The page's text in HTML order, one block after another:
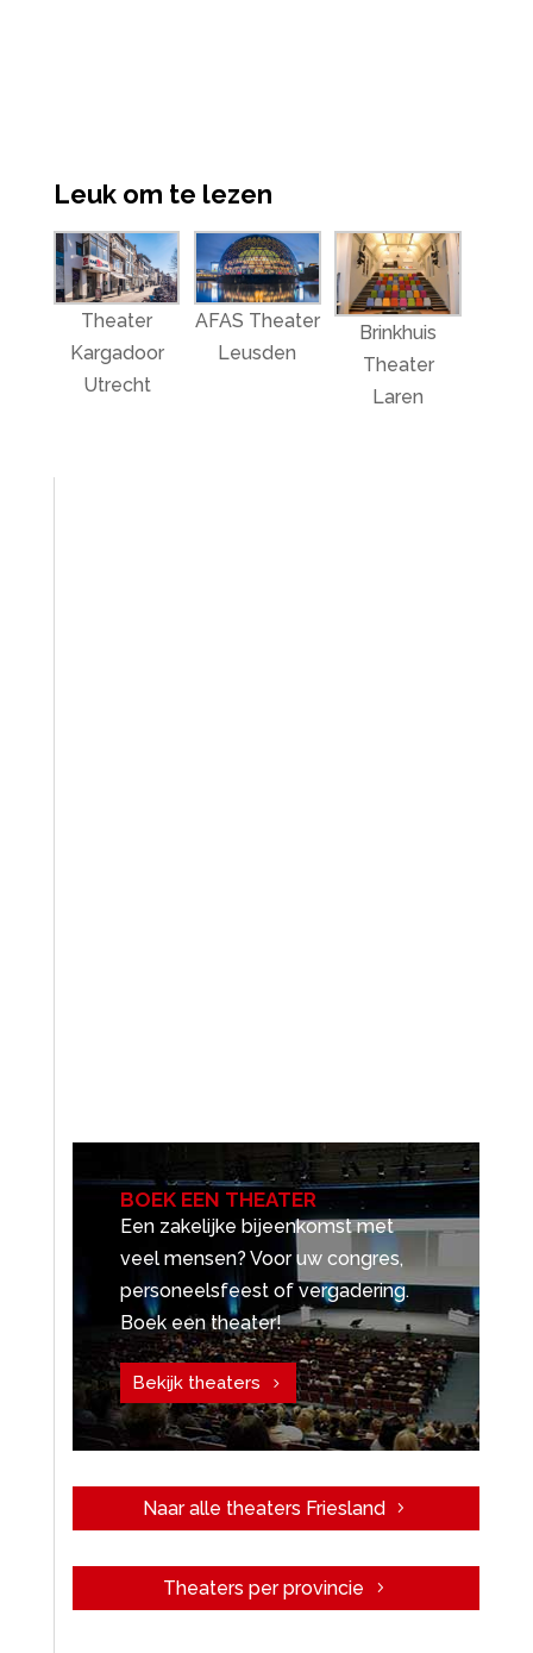
Leuk om te lezen
Theater
Kargadoor
Utrecht
AFAS Theater
Leusden
Brinkhuis
Theater
Laren
BOEK EEN THEATER
Een zakelijke bijeenkomst met
veel mensen? Voor uw congres,
personeelsfeest of vergadering.
Boek een theater!
Bekijk theaters
Naar alle theaters Friesland
Theaters per provincie